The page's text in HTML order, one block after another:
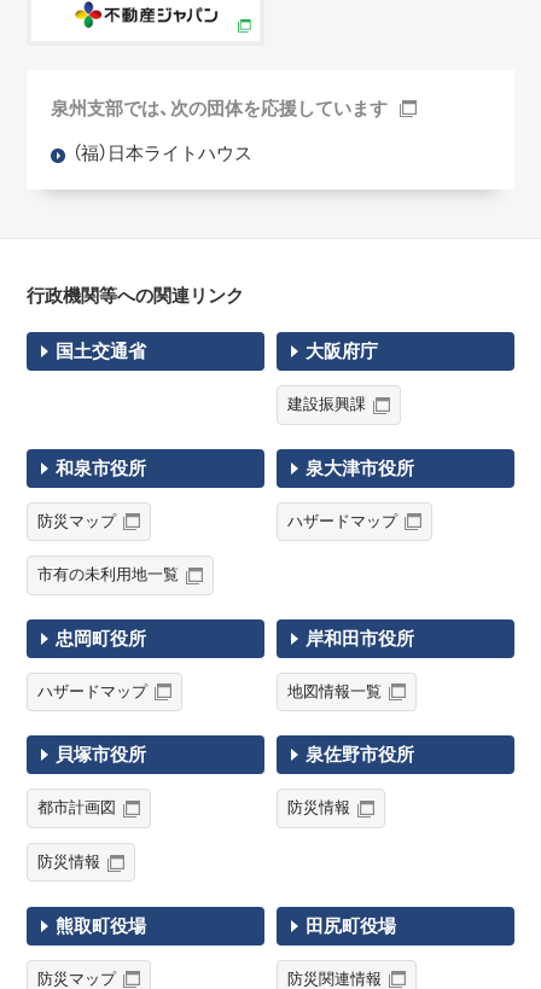
泉州支部では、次の団体を応援しています
（福）日本ライトハウス
行政機関等への関連リンク
国土交通省 大阪府庁
建設振興課
和泉市役所
防災マップ
市有の未利用地一覧
泉大津市役所
ハザードマップ
忠岡町役所
ハザードマップ
岸和田市役所
地図情報一覧
貝塚市役所
都市計画図
防災情報
泉佐野市役所
防災情報
熊取町役場
防災マップ
田尻町役場
防災関連情報